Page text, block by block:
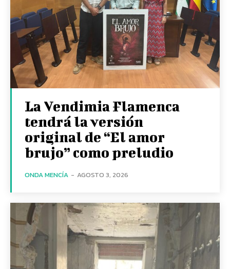
La Vendimia Flamenca
tendrá la versión
original de “El amor
brujo” como preludio
ONDA MENCÍA - AGOSTO 3, 2026